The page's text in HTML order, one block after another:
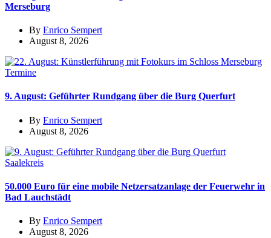
Merseburg
By Enrico Sempert
August 8, 2026
Termine
9. August: Geführter Rundgang über die Burg Querfurt
By Enrico Sempert
August 8, 2026
Saalekreis
50.000 Euro für eine mobile Netzersatzanlage der Feuerwehr in
Bad Lauchstädt
By Enrico Sempert
August 8, 2026